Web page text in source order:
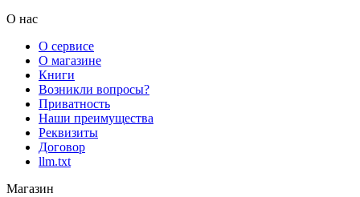
О нас
О сервисе
О магазине
Книги
Возникли вопросы?
Приватность
Наши преимущества
Реквизиты
Договор
llm.txt
Магазин